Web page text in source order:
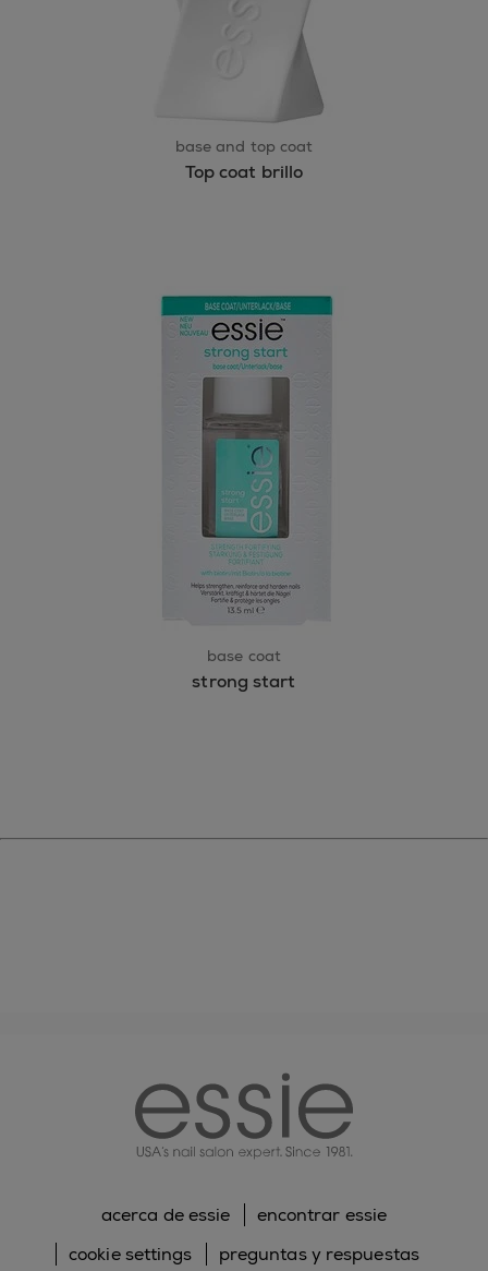
base and top coat
Top coat brillo
base coat
strong start
acerca de essie
encontrar essie
cookie settings
preguntas y respuestas